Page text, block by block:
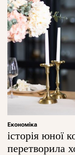
Економіка
історія юної
перетворила